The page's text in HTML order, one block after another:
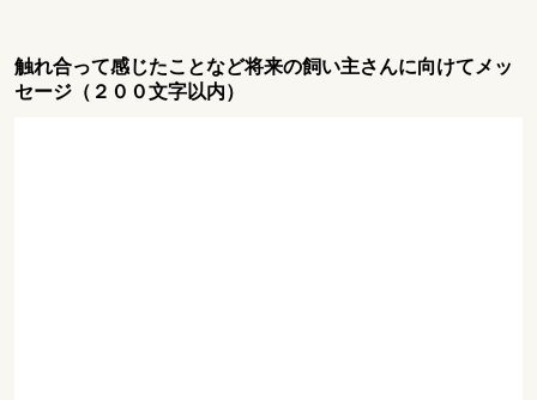
触れ合って感じたことなど将来の飼い主さんに向けてメッ
セージ（２００文字以内）